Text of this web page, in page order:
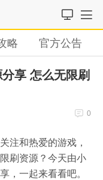
略 官方公告
享 怎么无限刷
0
注和热爱的游戏，
刷资源？今天由小
，一起来看看吧。